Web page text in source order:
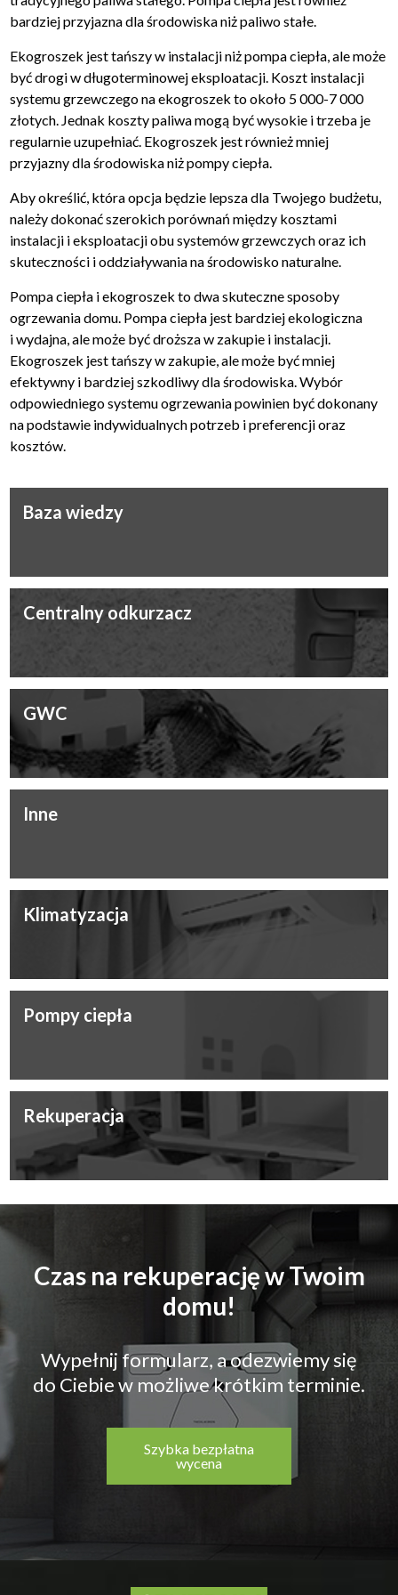
bardziej przyjazna dla środowiska niż paliwo stałe.
Ekogroszek jest tańszy w instalacji niż pompa ciepła, ale może
być drogi w długoterminowej eksploatacji. Koszt instalacji
systemu grzewczego na ekogroszek to około 5 000-7 000
złotych. Jednak koszty paliwa mogą być wysokie i trzeba je
regularnie uzupełniać. Ekogroszek jest również mniej
przyjazny dla środowiska niż pompy ciepła.
Aby określić, która opcja będzie lepsza dla Twojego budżetu,
należy dokonać szerokich porównań między kosztami
instalacji i eksploatacji obu systemów grzewczych oraz ich
skuteczności i oddziaływania na środowisko naturalne.
Pompa ciepła i ekogroszek to dwa skuteczne sposoby
ogrzewania domu. Pompa ciepła jest bardziej ekologiczna
i wydajna, ale może być droższa w zakupie i instalacji.
Ekogroszek jest tańszy w zakupie, ale może być mniej
efektywny i bardziej szkodliwy dla środowiska. Wybór
odpowiedniego systemu ogrzewania powinien być dokonany
na podstawie indywidualnych potrzeb i preferencji oraz
kosztów.
Baza wiedzy
Centralny odkurzacz
GWC
Inne
Klimatyzacja
Pompy ciepła
Rekuperacja
Czas na rekuperację w Twoim
domu!
Wypełnij formularz, a odezwiemy się
do Ciebie w możliwe krótkim terminie.
Szybka bezpłatna
wycena